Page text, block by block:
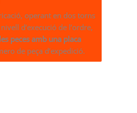
operant en dos torns
d’execució de l’ordre,
peces amb una placa
de peça d’expedició.